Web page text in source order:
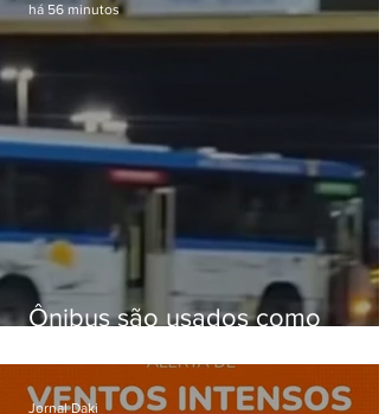
Ônibus são usados como
Gardênia Azul
há 56 minutos
Jornal Daki